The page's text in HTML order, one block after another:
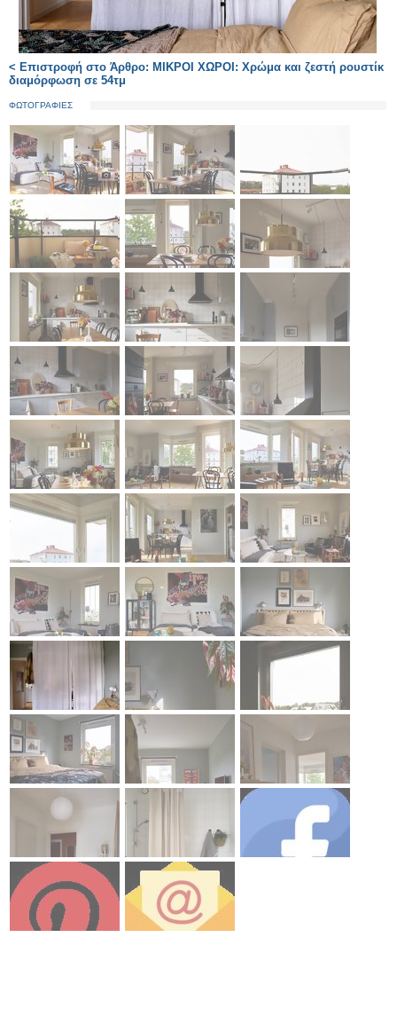
< Επιστροφή στο Άρθρο: ΜΙΚΡΟΙ ΧΩΡΟΙ: Χρώμα και ζεστή ρουστίκ
διαμόρφωση σε 54τμ
ΦΩΤΟΓΡΑΦΙΕΣ